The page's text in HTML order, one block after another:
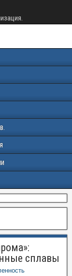
сплавы